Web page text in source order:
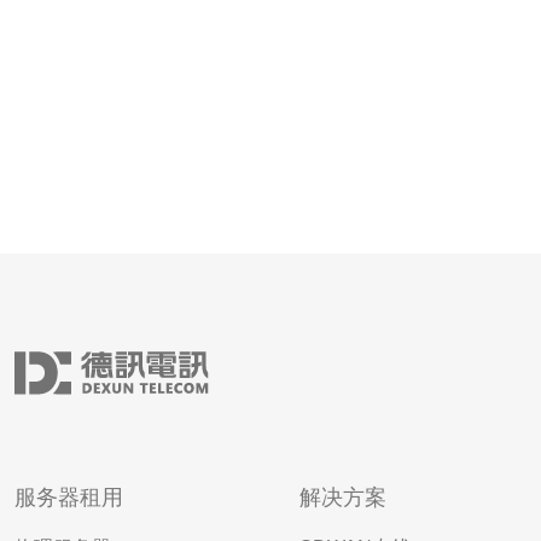
服务器租用 解决方案